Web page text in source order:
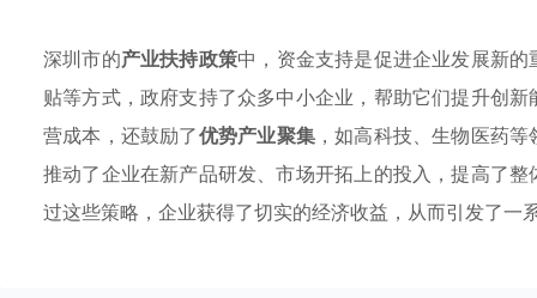
深圳市的产业扶持政策中，资金支持是促进企业发展新
贴等方式，政府支持了众多中小企业，帮助它们提升创
营成本，还鼓励了优势产业聚集，如高科技、生物医药
推动了企业在新产品研发、市场开拓上的投入，提高了
过这些策略，企业获得了切实的经济收益，从而引发了